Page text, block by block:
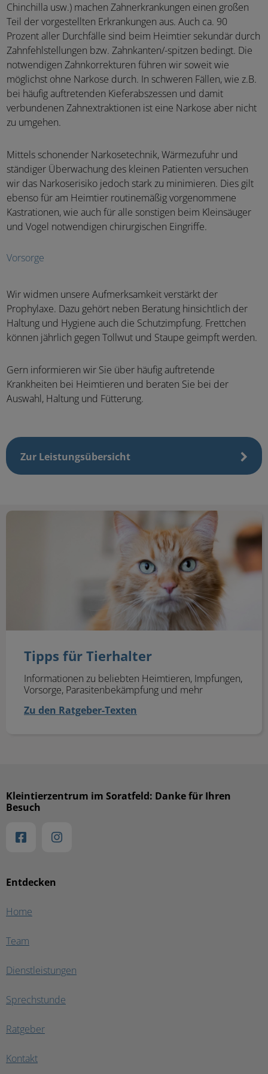
Chinchilla usw.) machen Zahnerkrankungen einen großen
Teil der vorgestellten Erkrankungen aus. Auch ca. 90
Prozent aller Durchfälle sind beim Heimtier sekundär durch
Zahnfehlstellungen bzw. Zahnkanten/-spitzen bedingt. Die
notwendigen Zahnkorrekturen führen wir soweit wie
möglichst ohne Narkose durch. In schweren Fällen, wie z.B.
bei häufig auftretenden Kieferabszessen und damit
verbundenen Zahnextraktionen ist eine Narkose aber nicht
zu umgehen.
Mittels schonender Narkosetechnik, Wärmezufuhr und
ständiger Überwachung des kleinen Patienten versuchen
wir das Narkoserisiko jedoch stark zu minimieren. Dies gilt
ebenso für am Heimtier routinemäßig vorgenommene
Kastrationen, wie auch für alle sonstigen beim Kleinsäuger
und Vogel notwendigen chirurgischen Eingriffe.
Vorsorge
Wir widmen unsere Aufmerksamkeit verstärkt der
Prophylaxe. Dazu gehört neben Beratung hinsichtlich der
Haltung und Hygiene auch die Schutzimpfung. Frettchen
können jährlich gegen Tollwut und Staupe geimpft werden.
Gern informieren wir Sie über häufig auftretende
Krankheiten bei Heimtieren und beraten Sie bei der
Auswahl, Haltung und Fütterung.
Zur Leistungsübersicht
Tipps für Tierhalter
Informationen zu beliebten Heimtieren, Impfungen,
Vorsorge, Parasitenbekämpfung und mehr
Zu den Ratgeber-Texten
Entdecken
Home
Team
Dienstleistungen
Sprechstunde
Ratgeber
Kontakt
Kleintierzentrum im Soratfeld: Danke für Ihren
Besuch